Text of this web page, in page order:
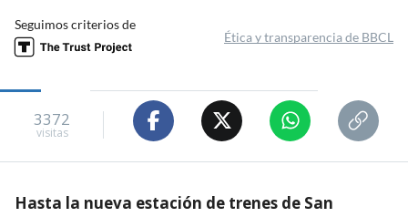
Seguimos criterios de
Ética y transparencia de BBCL
3372
visitas
Hasta la nueva estación de trenes de San